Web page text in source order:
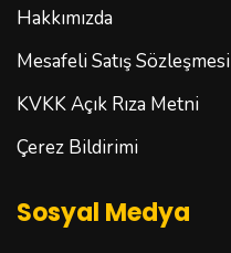
Hakkımızda
Mesafeli Satış Sözleşmesi
KVKK Açık Rıza Metni
Çerez Bildirimi
Sosyal Medya